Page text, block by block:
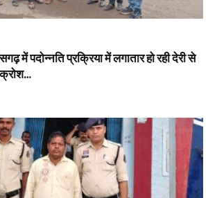
में पदोन्नति प्रक्रिया में लगातार हो रही देरी से